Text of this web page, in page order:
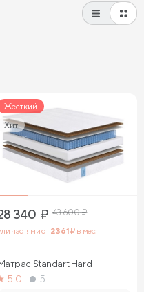
Жесткий
Хит
340 ₽ 43 600₽
частями от2 361₽ в мес.
Standart Hard
5.0
5